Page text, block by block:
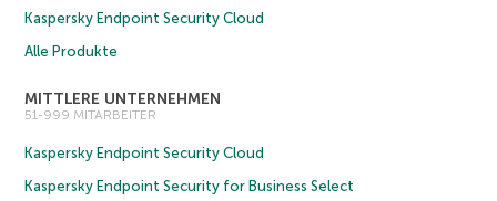
Kaspersky Endpoint Security Cloud
Alle Produkte
MITTLERE UNTERNEHMEN
51-999 MITARBEITER
Kaspersky Endpoint Security Cloud
Kaspersky Endpoint Security for Business Select